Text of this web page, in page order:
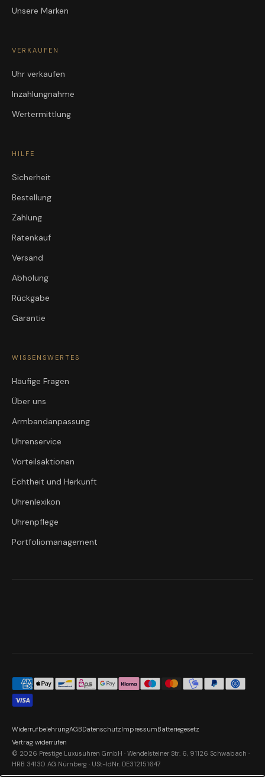
Unsere Marken
VERKAUFEN
Uhr verkaufen
Inzahlungnahme
Wertermittlung
HILFE
Sicherheit
Bestellung
Zahlung
Ratenkauf
Versand
Abholung
Rückgabe
Garantie
WISSENSWERTES
Häufige Fragen
Über uns
Armbandanpassung
Uhrenservice
Vorteilsaktionen
Echtheit und Herkunft
Uhrenlexikon
Uhrenpflege
Portfoliomanagement
© 2026 Prestige Luxusuhren GmbH · Wendelsteiner Str. 6, 91126 Schwabach ·
HRB 34130 AG Nürnberg · USt-IdNr. DE312151647
WiderrufbelehrungAGBDatenschutzImpressumBatteriegesetz
Vertrag widerrufen